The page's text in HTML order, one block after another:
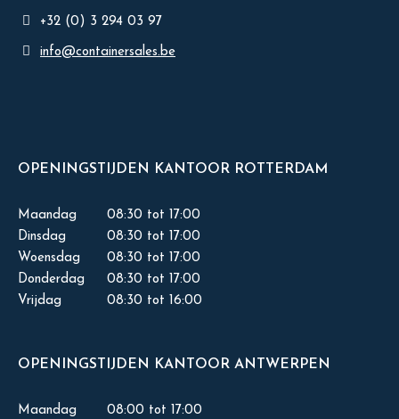
+32 (0) 3 294 03 97
info@containersales.be
OPENINGSTIJDEN KANTOOR ROTTERDAM
Maandag
08:30 tot 17:00
Dinsdag
08:30 tot 17:00
Woensdag
08:30 tot 17:00
Donderdag
08:30 tot 17:00
Vrijdag
08:30 tot 16:00
OPENINGSTIJDEN KANTOOR ANTWERPEN
Maandag
08:00 tot 17:00